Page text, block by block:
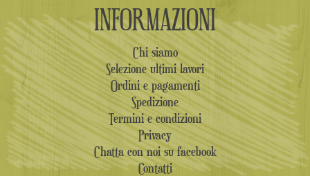
INFORMAZIONI
Chi siamo
Selezione ultimi lavori
Ordini e pagamenti
Spedizione
Termini e condizioni
Privacy
Chatta con noi su facebook
Contatti